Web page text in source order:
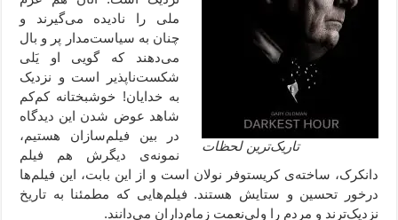
تاریک‌ترین لحظات
ملی را نادیده می‌گیرند و
چنان به سیاست‌مدار پر و بال
می‌دهند که گویی او یَلی
شکست‌ناپذیر است و نزدیک
به خدایان! خوشبختانه کم‌کم
شاهد عوض شدن این دیدگاه
در بین فیلم‌سازان هستیم،
نمونه‌ی دیگرش هم فیلم
دانکرک، ساخته‌ی کریستوفر نولان است و از این بابت، این فیلم‌ها
درخور تحسین و ستایش هستند. فیلم‌هایی که مطمئنا به تاریخ
نزدیک‌ترند و مردم را ولی‌نعمت زمام‌داران می‌دانند.